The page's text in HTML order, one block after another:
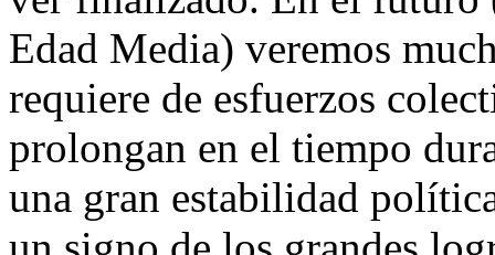
Edad Media) veremos
requiere de esfuerzos
prolongan en el tiempo
una gran estabilidad